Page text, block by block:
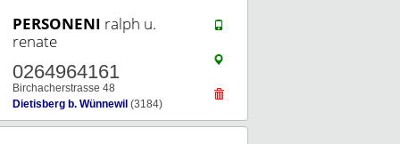
PERSONENI ralph u.
renate
0264964161
Birchacherstrasse 48
Dietisberg b. Wünnewil (3184)